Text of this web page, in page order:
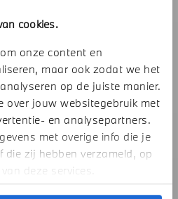
cookies.
onze content en
maar ook zodat we het
op de juiste manier.
over jouw websitegebruik met
en analysepartners.
met overige info die je
die zij hebben verzameld, op
deze services.